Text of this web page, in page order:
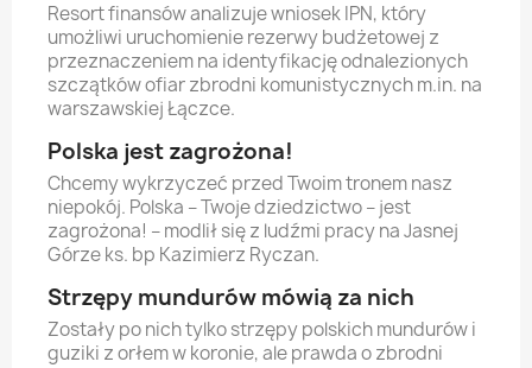
Resort finansów analizuje wniosek IPN, który
umożliwi uruchomienie rezerwy budżetowej z
przeznaczeniem na identyfikację odnalezionych
szczątków ofiar zbrodni komunistycznych m.in. na
warszawskiej Łączce.
Polska jest zagrożona!
Chcemy wykrzyczeć przed Twoim tronem nasz
niepokój. Polska – Twoje dziedzictwo – jest
zagrożona! – modlił się z ludźmi pracy na Jasnej
Górze ks. bp Kazimierz Ryczan.
Strzępy mundurów mówią za nich
Zostały po nich tylko strzępy polskich mundurów i
guziki z orłem w koronie, ale prawda o zbrodni